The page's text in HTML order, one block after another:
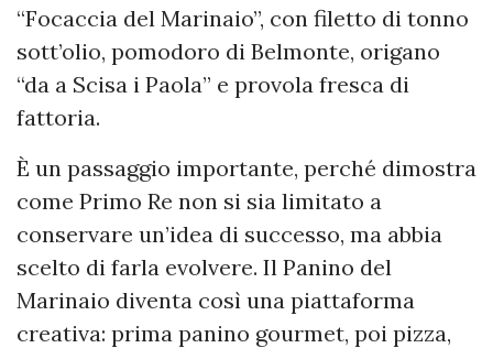
“Focaccia del Marinaio”, con filetto di tonno
sott’olio, pomodoro di Belmonte, origano
“da a Scisa i Paola” e provola fresca di
fattoria.
È un passaggio importante, perché dimostra
come Primo Re non si sia limitato a
conservare un’idea di successo, ma abbia
scelto di farla evolvere. Il Panino del
Marinaio diventa così una piattaforma
creativa: prima panino gourmet, poi pizza,